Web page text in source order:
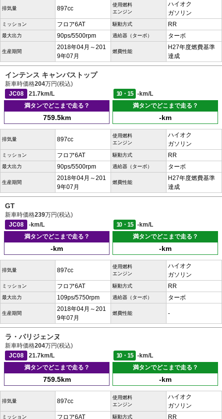
排気量 897cc
使用燃料
エンジン
ハイオク
ガソリン
ミッション フロア6AT 駆動方式 RR
最大出力 90ps/5500rpm 過給器（ターボ） ターボ
生産期間
2018年04月～201
9年07月
燃費性能
H27年度燃費基準
達成
インテンス キャンバストップ
新車時価格204万円(税込)
JC08
21.7km/L 10・15
-km/L
満タンでどこまで走る？
759.5km
満タンでどこまで走る？
-km
排気量 897cc
使用燃料
エンジン
ハイオク
ガソリン
ミッション フロア6AT 駆動方式 RR
最大出力 90ps/5500rpm 過給器（ターボ） ターボ
生産期間
2018年04月～201
9年07月
燃費性能
H27年度燃費基準
達成
GT
新車時価格239万円(税込)
JC08
-km/L 10・15
-km/L
満タンでどこまで走る？
-km
満タンでどこまで走る？
-km
排気量 897cc
使用燃料
エンジン
ハイオク
ガソリン
ミッション フロア6AT 駆動方式 RR
最大出力 109ps/5750rpm 過給器（ターボ） ターボ
生産期間
2018年04月～201
9年07月
燃費性能 -
ラ・パリジェンヌ
新車時価格204万円(税込)
JC08
21.7km/L 10・15
-km/L
満タンでどこまで走る？
759.5km
満タンでどこまで走る？
-km
排気量 897cc
使用燃料
エンジン
ハイオク
ガソリン
ミッション フロア6AT 駆動方式 RR